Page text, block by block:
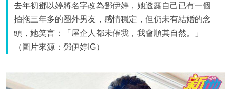
去年初鄧以婷將名字改為鄧伊婷，她透露自己已有一個
拍拖三年多的圈外男友，感情穩定，但仍未有結婚的念
頭，她笑言：「屋企人都未催我，我會順其自然。」
（圖片來源：鄧伊婷IG）